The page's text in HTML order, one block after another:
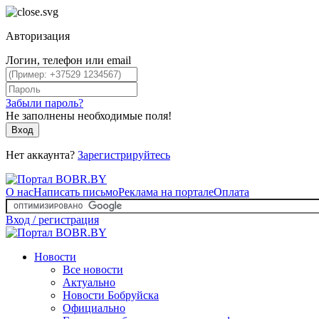
Авторизация
Логин, телефон или email
Забыли пароль?
Не заполнены необходимые поля!
Вход
Нет аккаунта? Зарегистрируйтесь
О насНаписать письмоРеклама на порталеОплата
Вход / регистрация
Новости
Все новости
Актуально
Новости Бобруйска
Официально